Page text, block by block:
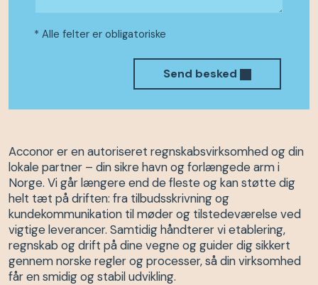
* Alle felter er obligatoriske
Send besked
Acconor er en autoriseret regnskabsvirksomhed og din
lokale partner – din sikre havn og forlængede arm i
Norge. Vi går længere end de fleste og kan støtte dig
helt tæt på driften: fra tilbudsskrivning og
kundekommunikation til møder og tilstedeværelse ved
vigtige leverancer. Samtidig håndterer vi etablering,
regnskab og drift på dine vegne og guider dig sikkert
gennem norske regler og processer, så din virksomhed
får en smidig og stabil udvikling.